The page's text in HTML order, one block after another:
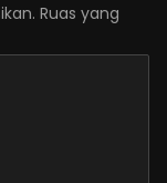
Ruas yang